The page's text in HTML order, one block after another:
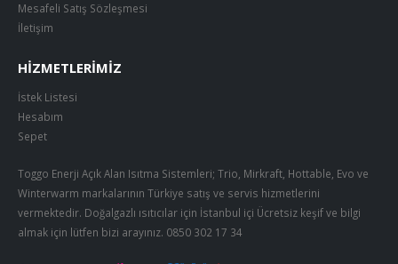
Mesafeli Satış Sözleşmesi
İletişim
HIZMETLERIMIZ
İstek Listesi
Hesabım
Sepet
Toggo Enerji Açık Alan Isıtma Sistemleri; Trio, Mirkraft, Hottable, Evo ve
Winterwarm markalarının Türkiye satış ve servis hizmetlerini
vermektedir. Doğalgazlı ısıtıcılar için İstanbul içi Ücretsiz keşif ve bilgi
almak için lütfen bizi arayınız. 0850 302 17 34